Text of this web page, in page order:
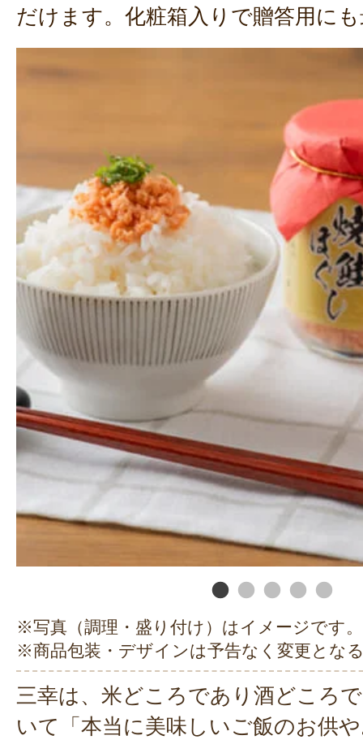
だけます。化粧箱入りで贈答用に
※写真（調理・盛り付け）はイメージです。
※商品包装・デザインは予告なく変更とな
三幸は、米どころであり酒どころ
いて「本当に美味しいご飯のお供